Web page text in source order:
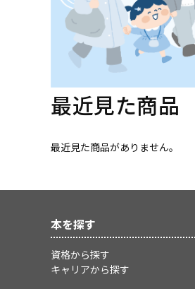
最近見た商品
最近見た商品がありません。
本を探す
資格から探す
キャリアから探す